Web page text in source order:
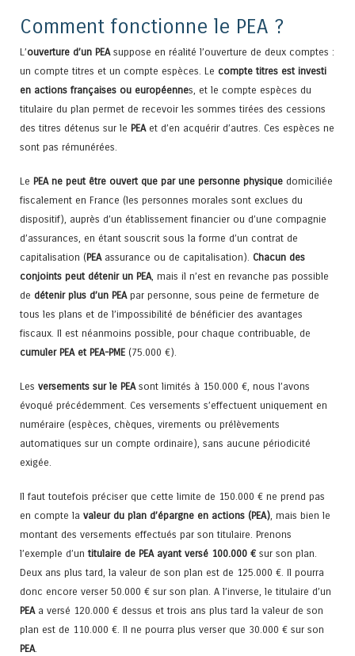
Comment fonctionne le PEA ?
L’ouverture d’un PEAsuppose en réalité l’ouverture de deux comptes :
un compte titres et un compte espèces. Le compte titres est investi
en actions françaises ou européennes, et le compte espèces du
titulaire du plan permet de recevoir les sommes tirées des cessions
des titres détenus sur le PEAet d’en acquérir d’autres. Ces espèces ne
sont pas rémunérées.
Le PEA ne peut être ouvert que par une personne physique domiciliée
fiscalement en France (les personnes morales sont exclues du
dispositif), auprès d’un établissement financier ou d’une compagnie
d’assurances, en étant souscrit sous la forme d’un contrat de
capitalisation (PEAassurance ou de capitalisation). Chacun des
conjoints peut détenir un PEA, mais il n’est en revanche pas possible
de détenir plus d’un PEApar personne, sous peine de fermeture de
tous les plans et de l’impossibilité de bénéficier des avantages
fiscaux. Il est néanmoins possible, pour chaque contribuable, de
cumuler PEA et PEA-PME (75.000 €).
Les versements sur le PEAsont limités à 150.000 €, nous l’avons
évoqué précédemment. Ces versements s’effectuent uniquement en
numéraire (espèces, chèques, virements ou prélèvements
automatiques sur un compte ordinaire), sans aucune périodicité
exigée.
Il faut toutefois préciser que cette limite de 150.000 € ne prend pas
en compte la valeur du plan d’épargne en actions (PEA), mais bien le
montant des versements effectués par son titulaire. Prenons
l’exemple d’untitulaire de PEA ayant versé 100.000 € sur son plan.
Deux ans plus tard, la valeur de son plan est de 125.000 €. Il pourra
donc encore verser 50.000 € sur son plan. A l’inverse, le titulaire d’un
PEAa versé 120.000 € dessus et trois ans plus tard la valeur de son
plan est de 110.000 €. Il ne pourra plus verser que 30.000 € sur son
PEA.